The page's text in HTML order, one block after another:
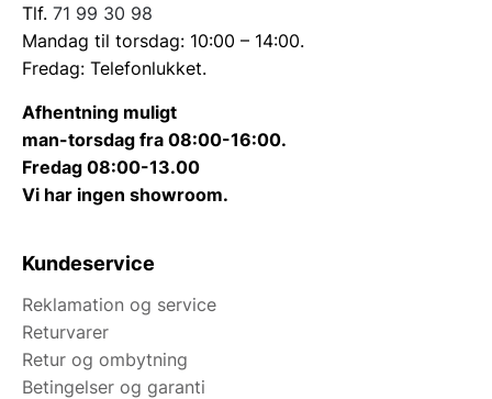
Tlf. 71 99 30 98
Mandag til torsdag: 10:00 – 14:00.
Fredag: Telefonlukket.
Afhentning muligt
man-torsdag fra 08:00-16:00.
Fredag 08:00-13.00
Vi har ingen showroom.
Kundeservice
Reklamation og service
Returvarer
Retur og ombytning
Betingelser og garanti